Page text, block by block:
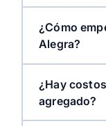
¿Cómo
Alegra?
¿Hay
agregado?